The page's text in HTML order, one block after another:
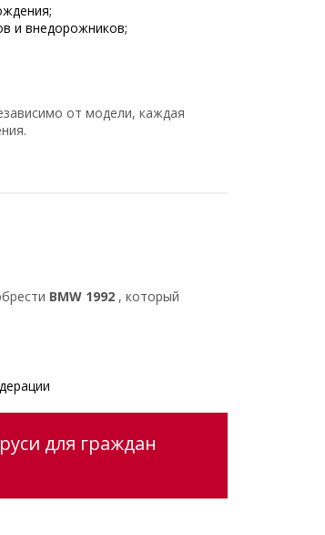
и внедорожников;
от модели, каждая
BMW 1992 , который
для граждан